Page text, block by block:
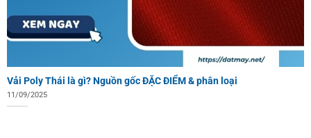
Vải Poly Thái là gì? Nguồn gốc ĐẶC ĐIỂM & phân loại
11/09/2025